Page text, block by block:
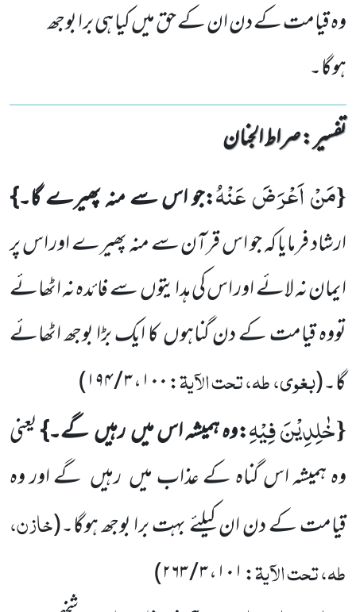
وہ قیامت کے دن ان کے حق میں کیا ہی برا بوجھ
ہوگا۔
تفسیر : ‎صراط الجنان
{مَنْ اَعْرَضَ عَنْهُ:جو اس سے منہ پھیرے گا۔}
ارشاد فرمایا کہ جو اس قرآن سے منہ پھیرے اور اس پر
ایمان نہ لائے اور اس کی ہدایتوںسے فائدہ نہ اٹھائے
تووہ قیامت کے دن گناہوںکا ایک بڑا بوجھ اٹھائے
گا۔(بغوی، طہ، تحت الآیۃ:۱۰۰،۳ / ۱۹۴ )
{خٰلِدِیْنَ فِیْهِ:وہ ہمیشہ اس میںرہیںگے۔}یعنی
وہ ہمیشہ اس گناہ کے عذاب میں رہیں گے اور وہ
قیامت کے دن ان کیلئے بہت برا بوجھ ہوگا۔(خازن،
طہ، تحت الآیۃ:۱۰۱،۳ / ۲۶۳
)